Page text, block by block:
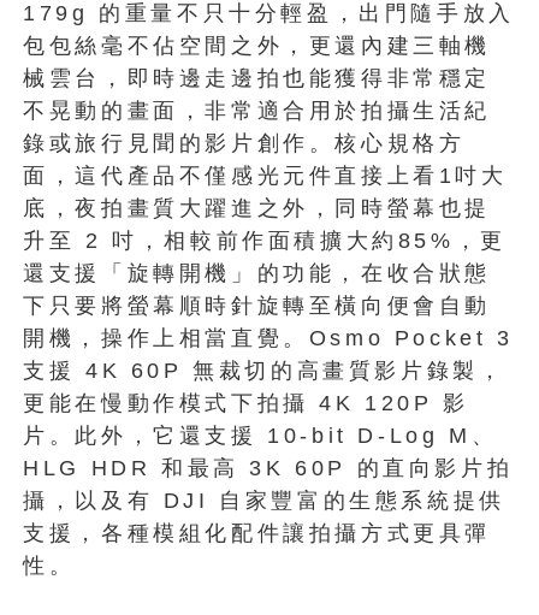
179g 的重量不只十分輕盈，出門隨手放入
包包絲毫不佔空間之外，更還內建三軸機
械雲台，即時邊走邊拍也能獲得非常穩定
不晃動的畫面，非常適合用於拍攝生活紀
錄或旅行見聞的影片創作。核心規格方
面，這代產品不僅感光元件直接上看1吋大
底，夜拍畫質大躍進之外，同時螢幕也提
升至 2 吋，相較前作面積擴大約85%，更
還支援「旋轉開機」的功能，在收合狀態
下只要將螢幕順時針旋轉至橫向便會自動
開機，操作上相當直覺。Osmo Pocket 3
支援 4K 60P 無裁切的高畫質影片錄製，
更能在慢動作模式下拍攝 4K 120P 影
片。此外，它還支援 10-bit D-Log M、
HLG HDR 和最高 3K 60P 的直向影片拍
攝，以及有 DJI 自家豐富的生態系統提供
支援，各種模組化配件讓拍攝方式更具彈
性。